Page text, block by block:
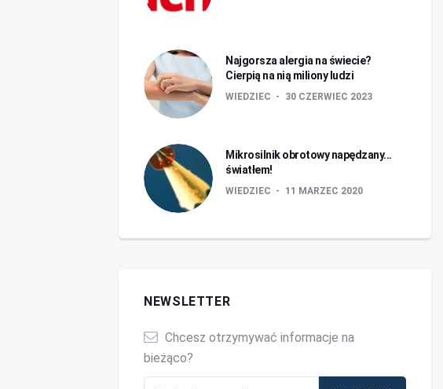
Najgorsza alergia na świecie?
Cierpią na nią miliony ludzi
WIEDZIEC 30 CZERWIEC 2023
Mikrosilnik obrotowy napędzany...
światłem!
WIEDZIEC 11 MARZEC 2020
NEWSLETTER
Chcesz otrzymywać informacje na
bieżąco?